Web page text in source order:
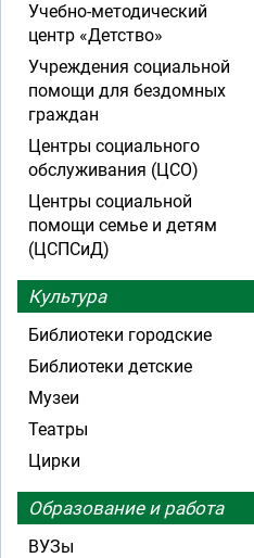
Учебно-методический
центр «Детство»
Учреждения социальной
помощи для бездомных
граждан
Центры социального
обслуживания (ЦСО)
Центры социальной
помощи семье и детям
(ЦСПСиД)
Культура
Библиотеки городские
Библиотеки детские
Музеи
Театры
Цирки
Образование и работа
ВУЗы